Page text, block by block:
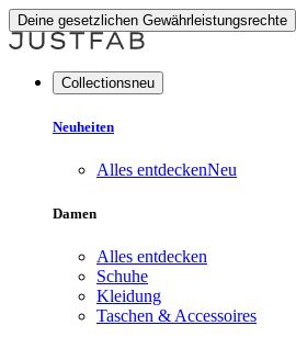
Deine gesetzlichen Gewährleistungsrechte
Collectionsneu
Neuheiten
Alles entdeckenNeu
Damen
Alles entdecken
Schuhe
Kleidung
Taschen & Accessoires